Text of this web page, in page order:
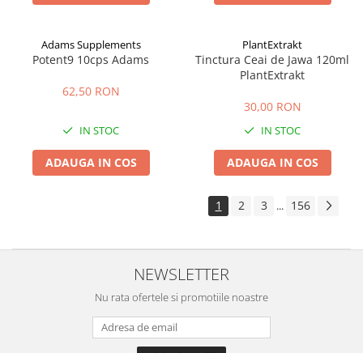
Adams Supplements
Potent9 10cps Adams
62,50 RON
IN STOC
ADAUGA IN COS
PlantExtrakt
Tinctura Ceai de Jawa 120ml
PlantExtrakt
30,00 RON
IN STOC
ADAUGA IN COS
1 2 3 ... 156
NEWSLETTER
Nu rata ofertele si promotiile noastre